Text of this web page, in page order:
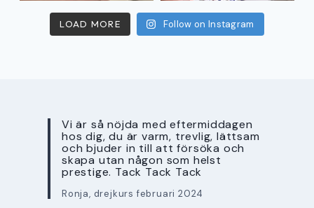
LOAD MORE Follow on Instagram
Vi är så nöjda med eftermiddagen
hos dig, du är varm, trevlig, lättsam
och bjuder in till att försöka och
skapa utan någon som helst
prestige. Tack Tack Tack
Ronja, drejkurs februari 2024